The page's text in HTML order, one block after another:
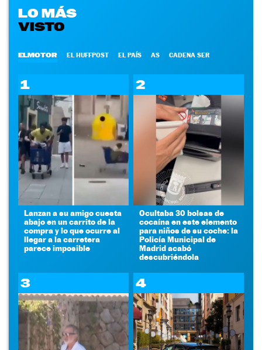
LO MÁS
VISTO
ELMOTOR EL HUFFPOST EL PAÍS AS CADENA SER
1
Lanzan a su amigo cuesta
abajo en un carrito de la
compra y lo que ocurre al
llegar a la carretera
parece imposible
2
Ocultaba 30 bolsas de
cocaína en este elemento
para niños de su coche: la
Policía Municipal de
Madrid acabó
descubriéndola
3 4